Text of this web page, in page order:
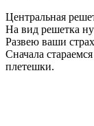
Центральная
На вид решетка
Развею ваши
Сначала
плетешки.